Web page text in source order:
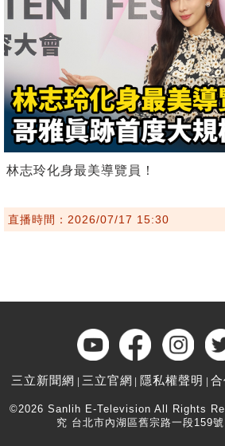
林志玲化身最美導覽員！
直播時間：2026/07/17 15:30
三立新聞網 三立官網 隱私權聲明
©2026 Sanlih E-Television All Rights
究 台北市內湖區舊宗路一段159